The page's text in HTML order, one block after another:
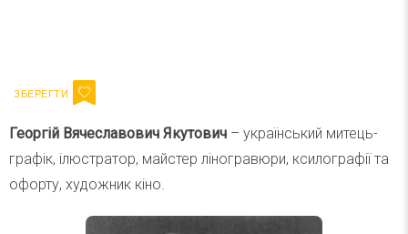
Георгій Вячеславович Якутович – український митець-
графік, ілюстратор, майстер ліногравюри, ксилографії та
офорту, художник кіно.